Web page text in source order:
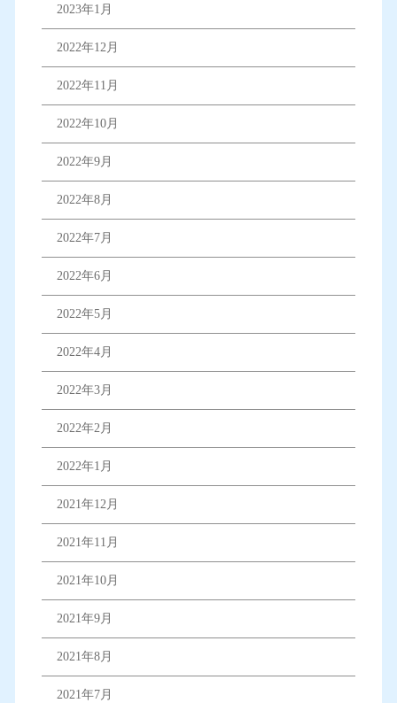
2023年1月
2022年12月
2022年11月
2022年10月
2022年9月
2022年8月
2022年7月
2022年6月
2022年5月
2022年4月
2022年3月
2022年2月
2022年1月
2021年12月
2021年11月
2021年10月
2021年9月
2021年8月
2021年7月